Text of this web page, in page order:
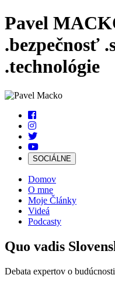
Pavel
.bezpečnosť
.technológie
SOCIÁLNE
Domov
O mne
Moje Články
Videá
Podcasty
Quo vadis
Debata expertov o